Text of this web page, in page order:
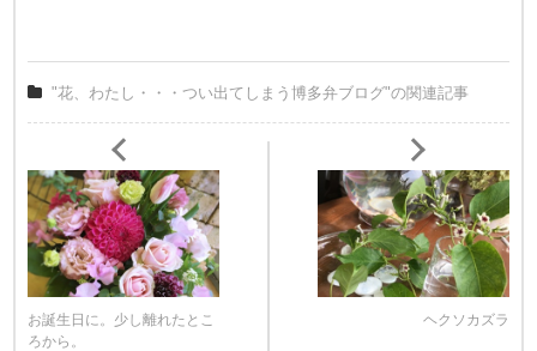
"花、わたし・・・つい出てしまう博多弁ブログ"の関連記事
お誕生日に。少し離れたとこ
ろから。
ヘクソカズラ